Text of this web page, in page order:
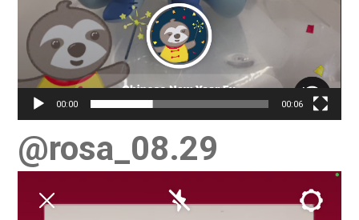
00:00 00:06
@rosa_08.29